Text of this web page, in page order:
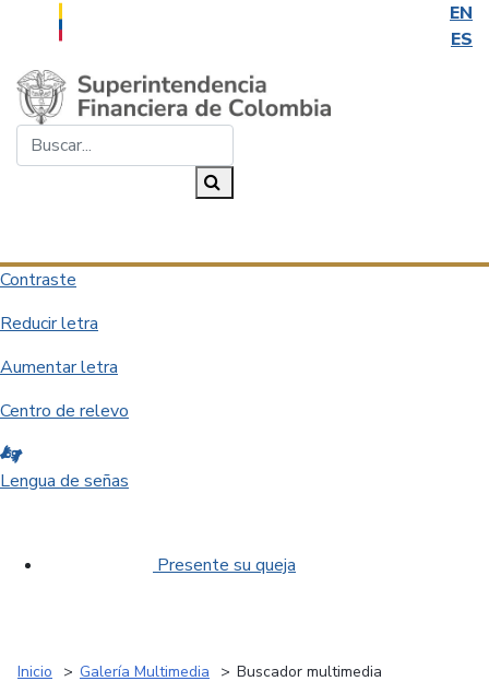
EN
ES
Saltar al contenido principal
Contraste
Reducir letra
Aumentar letra
Centro de relevo
Lengua de señas
Presente su queja
Inicio Galería Multimedia Buscador multimedia